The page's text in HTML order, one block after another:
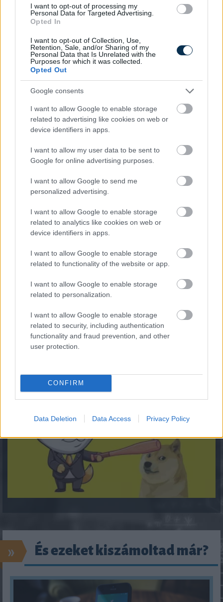
I want to opt-out of processing my
Personal Data for Targeted Advertising.
Opted In
I want to opt-out of Collection, Use,
Retention, Sale, and/or Sharing of my
Personal Data that Is Unrelated with the
Purposes for which it was collected.
Opted Out
Google consents
I want to allow Google to enable storage
related to advertising like cookies on web or
device identifiers in apps.
I want to allow my user data to be sent to
Google for online advertising purposes.
I want to allow Google to send me
personalized advertising.
I want to allow Google to enable storage
related to analytics like cookies on web or
device identifiers in apps.
I want to allow Google to enable storage
related to functionality of the website or app.
I want to allow Google to enable storage
related to personalization.
I want to allow Google to enable storage
related to security, including authentication
functionality and fraud prevention, and other
user protection.
CONFIRM
Data Deletion Data Access Privacy Policy
2026.08.07. 09:28
A hazai vegyipar 200 MW-al csökkentette
2026.08.06. 13:32
» És ezeket kiszámoltad már?